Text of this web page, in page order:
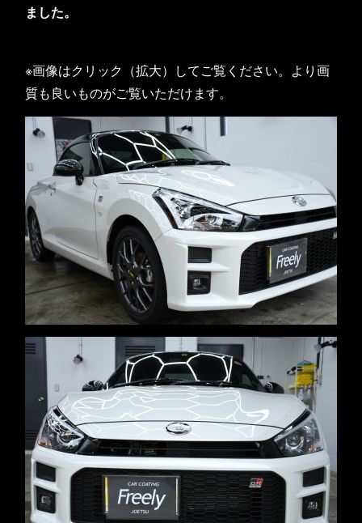
ました。
※画像はクリック（拡大）してご覧ください。より画
質も良いものがご覧いただけます。